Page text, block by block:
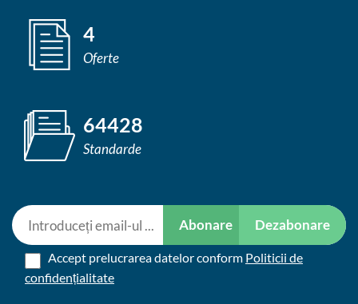
4
Oferte
64428
Standarde
Abonare Dezabonare
Accept prelucrarea datelor conform Politicii de
confidențialitate